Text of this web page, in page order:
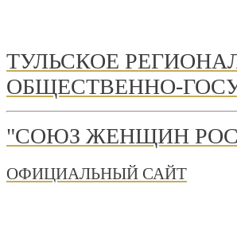
ТУЛЬСКОЕ
ОБЩЕСТВЕННО-
"СОЮЗ ЖЕНЩИН
ОФИЦИАЛЬНЫЙ САЙТ